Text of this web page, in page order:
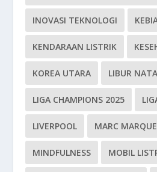
INOVASI TEKNOLOGI
KENDARAAN LISTRIK
KOREA UTARA LIBUR
LIGA CHAMPIONS 2025
LIVERPOOL MARC
MINDFULNESS MOBIL